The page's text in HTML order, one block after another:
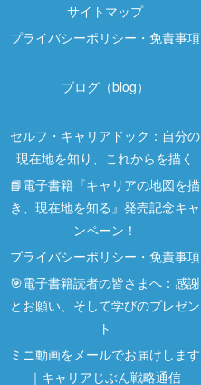
サイトマップ
プライバシーポリシー・免責事項
ブログ（blog）
セルフ・キャリアドック：自分の
現在地を知り、これからを描く
📘電子書籍『キャリアの地図を描
き、現在地を知る』発売記念キャ
ンペーン！
プライバシーポリシー・免責事項
🎯電子書籍読者の皆さまへ：感謝
とお願い、そして学びのプレゼン
ト
ミニ動画をメールでお届けします
｜キャリアじぶん戦略通信